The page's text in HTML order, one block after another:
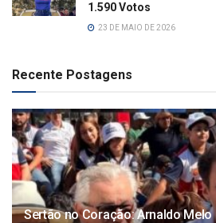
1.590 Votos
23 DE MAIO DE 2026
Recente Postagens
Sertão no Coração: Arnaldo Melo